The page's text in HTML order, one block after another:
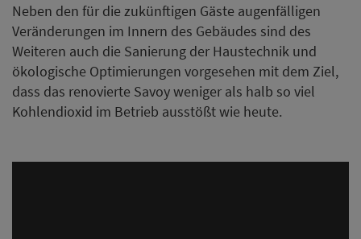
Neben den für die zukünftigen Gäste augenfälligen
Veränderungen im Innern des Gebäudes sind des
Weiteren auch die Sanierung der Haustechnik und
ökologische Optimierungen vorgesehen mit dem Ziel,
dass das renovierte Savoy weniger als halb so viel
Kohlendioxid im Betrieb ausstößt wie heute.